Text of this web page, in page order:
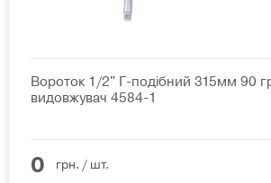
Вороток 1/2" Г-подібний 315мм 90
видовжувач 4584-1
0 грн. / шт.